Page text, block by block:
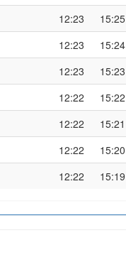
12:23 15:25
12:23 15:24
12:23 15:23
12:22 15:22
12:22 15:21
12:22 15:20
12:22 15:19